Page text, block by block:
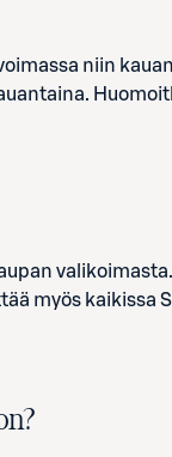
niin
myös kaikissa